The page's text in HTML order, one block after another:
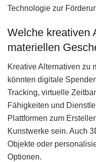
Technologie zur
Welche kreativen
materiellen
Kreative Alternativen zu
könnten digitale
Tracking, virtuelle
Fähigkeiten und
Plattformen zum
Kunstwerke sein. Auch
Objekte oder
Optionen.